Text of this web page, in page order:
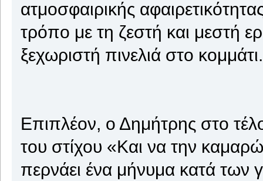
ατμοσφαιρικής
τρόπο με τη ζεστή και μεστή
ξεχωριστή πινελιά στο κομμάτι.
Επιπλέον, ο Δημήτρης στο
του στίχου «Και να την
περνάει ένα μήνυμα κατά των